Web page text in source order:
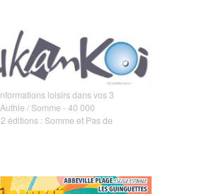
loisirs dans vos 3
/ Somme - 40 000
éditions : Somme et Pas de